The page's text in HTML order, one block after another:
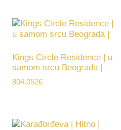
Kings Circle Residence | u
samom srcu Beograda |
804.052€